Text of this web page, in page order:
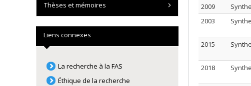
2009
2003
2015
2018
Thèses et mémoires
Liens connexes
La recherche à la FAS
Éthique de la recherche